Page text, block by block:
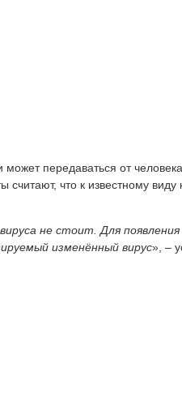
передаваться от
что к известному
не стоит. Для появления
изменённый вирус», –